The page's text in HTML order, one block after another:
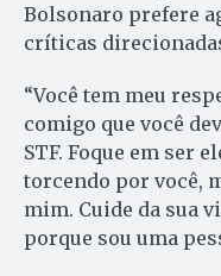
Bolsonaro prefere
críticas
“Você tem meu
comigo que você
STF. Foque em ser
torcendo por você,
mim. Cuide da sua
porque sou uma